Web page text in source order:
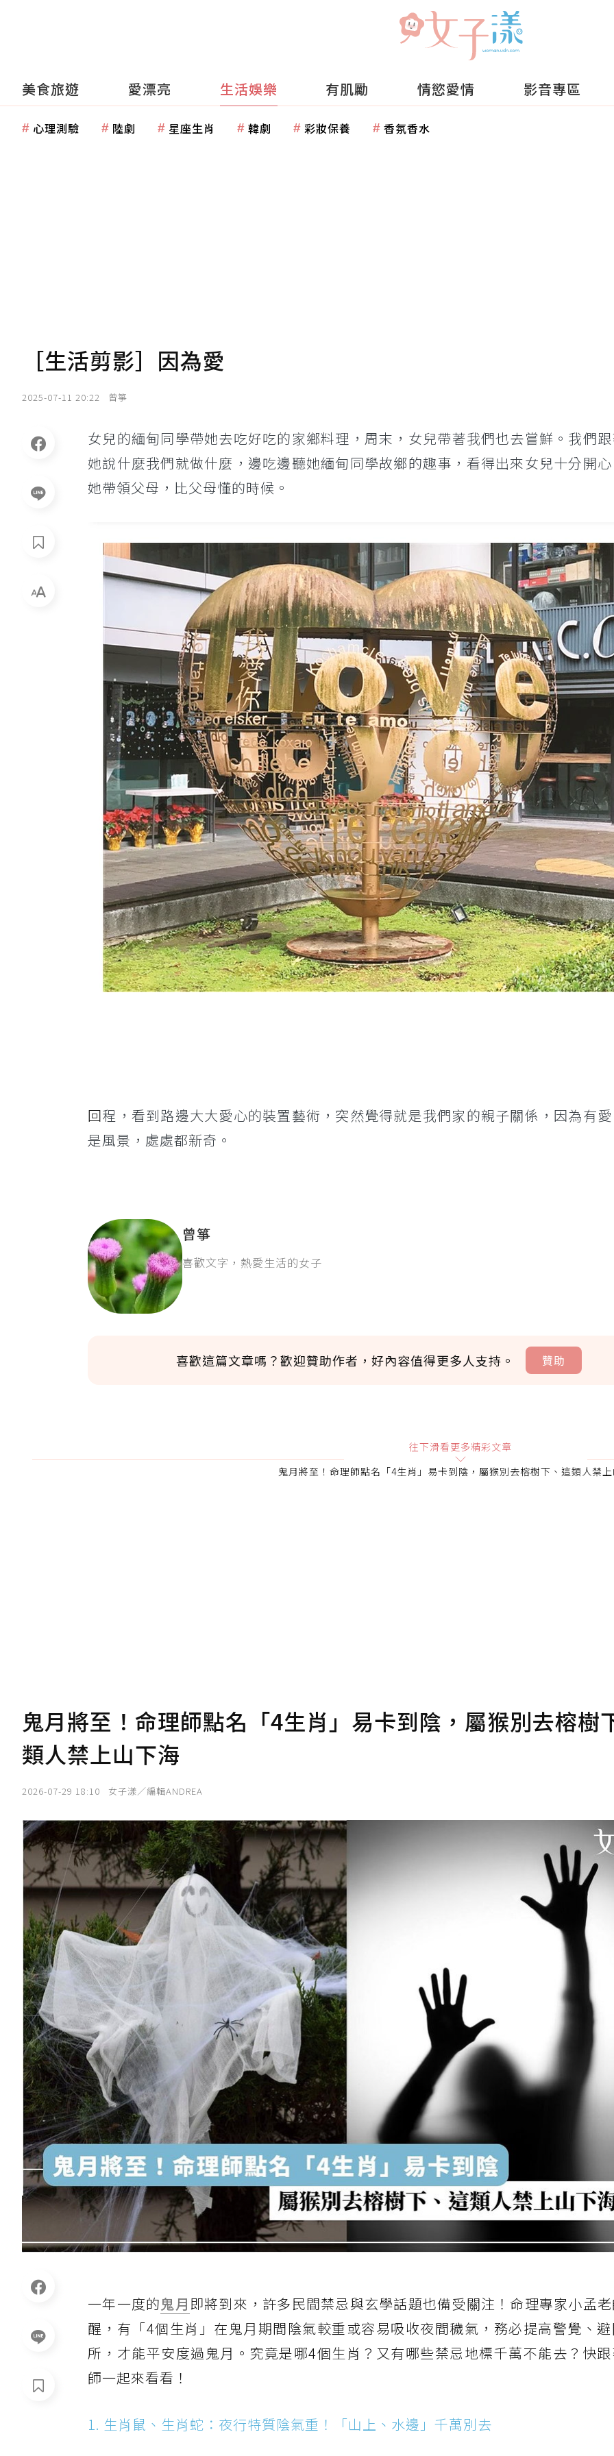
美食旅遊 愛漂亮 生活娛樂 有肌勵 情慾愛情 影音專區
心理測驗 陸劇 星座生肖 韓劇 彩妝保養 香氛香水
［生活剪影］因為愛
2025-07-11 20:22 曾箏
女兒的緬甸同學帶她去吃好吃的家鄉料理，周末，女兒帶著我們也去嘗鮮。我們
她說什麼我們就做什麼，邊吃邊聽她緬甸同學故鄉的趣事，看得出來女兒十分開
她帶領父母，比父母懂的時候。
回程，看到路邊大大愛心的裝置藝術，突然覺得就是我們家的親子關係，因為有
是風景，處處都新奇。
曾箏
喜歡文字，熱愛生活的女子
喜歡這篇文章嗎？歡迎贊助作者，好內容值得更多人支持。 贊助
往下滑看更多精彩文章
鬼月將至！命理師點名「4生肖」易卡到陰，屬猴別去榕樹下、這類人禁
鬼月將至！命理師點名「4生肖」易卡到陰，屬猴別去榕樹
類人禁上山下海
2026-07-29 18:10 女子漾／編輯ANDREA
一年一度的鬼月 即將到來，許多民間禁忌與玄學話題也備受關注！命理專家小孟
醒，有「4個生肖」在鬼月期間陰氣較重或容易吸收夜間穢氣，務必提高警覺、
所，才能平安度過鬼月。究竟是哪4個生肖？又有哪些禁忌地標千萬不能去？快
師一起來看看！
1. 生肖鼠、生肖蛇：夜行特質陰氣重！「山上、水邊」千萬別去